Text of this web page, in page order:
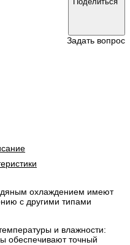
Задать вопрос
охлаждением имеют
с другими типами
и влажности:
обеспечивают точный